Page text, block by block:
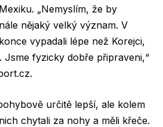
„Nemyslím, že by
nějaký velký význam. V
vypadali lépe než Korejci,
Jsme fyzicky dobře připraveni,“
určitě lepší, ale kolem
chytali za nohy a měli křeče.